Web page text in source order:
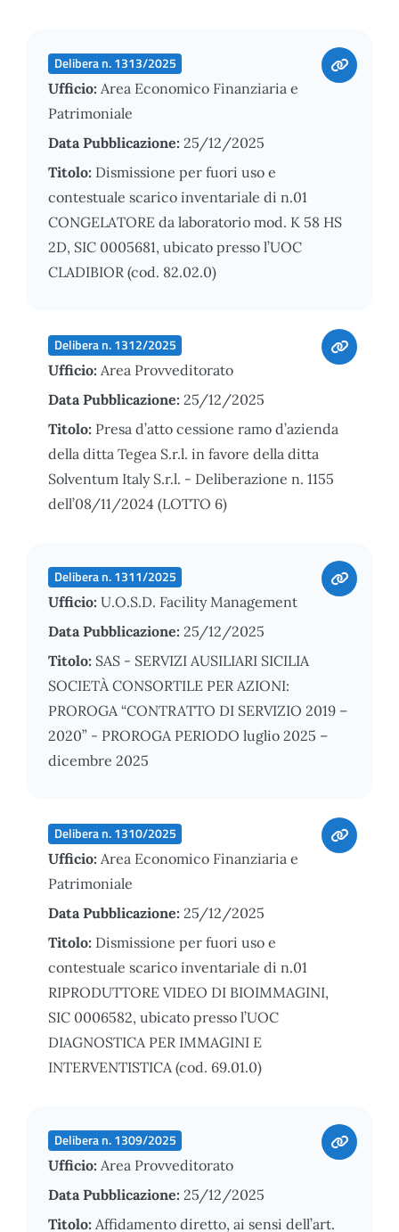
Delibera n. 1313/2025
Ufficio: Area Economico Finanziaria e
Patrimoniale
Data Pubblicazione: 25/12/2025
Titolo: Dismissione per fuori uso e
contestuale scarico inventariale di n.01
CONGELATORE da laboratorio mod. K 58 HS
2D, SIC 0005681, ubicato presso l’UOC
CLADIBIOR (cod. 82.02.0)
Delibera n. 1312/2025
Ufficio: Area Provveditorato
Data Pubblicazione: 25/12/2025
Titolo: Presa d’atto cessione ramo d’azienda
della ditta Tegea S.r.l. in favore della ditta
Solventum Italy S.r.l. - Deliberazione n. 1155
dell’08/11/2024 (LOTTO 6)
Delibera n. 1311/2025
Ufficio: U.O.S.D. Facility Management
Data Pubblicazione: 25/12/2025
Titolo: SAS - SERVIZI AUSILIARI SICILIA
SOCIETÀ CONSORTILE PER AZIONI:
PROROGA “CONTRATTO DI SERVIZIO 2019 –
2020” - PROROGA PERIODO luglio 2025 –
dicembre 2025
Delibera n. 1310/2025
Ufficio: Area Economico Finanziaria e
Patrimoniale
Data Pubblicazione: 25/12/2025
Titolo: Dismissione per fuori uso e
contestuale scarico inventariale di n.01
RIPRODUTTORE VIDEO DI BIOIMMAGINI,
SIC 0006582, ubicato presso l’UOC
DIAGNOSTICA PER IMMAGINI E
INTERVENTISTICA (cod. 69.01.0)
Delibera n. 1309/2025
Ufficio: Area Provveditorato
Data Pubblicazione: 25/12/2025
Titolo: Affidamento diretto, ai sensi dell’art.